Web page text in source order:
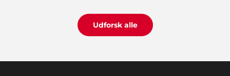
Her får vi altid god service og gode muligheder".
Udforsk alle